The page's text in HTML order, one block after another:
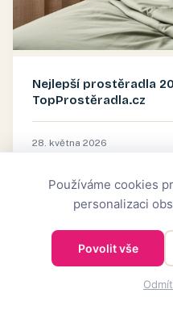
Nejlepší prostěradla
TopProstěradla.cz
28. května 2026
BYDLENÍ
Používáme cookies
personalizaci
Povolit vše